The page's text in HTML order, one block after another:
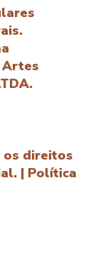
Artes
os direitos
| Política